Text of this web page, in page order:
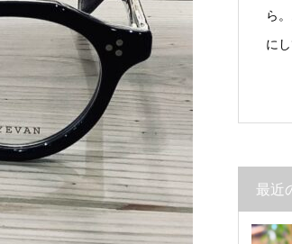
ら
に
最近